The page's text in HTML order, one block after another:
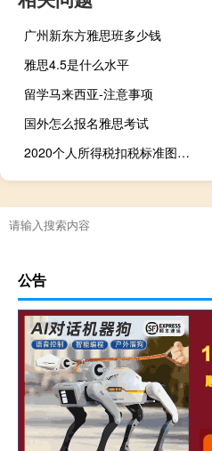
广州新东方雅思班多少钱
雅思4.5是什么水平
留学马来西亚-注意事项
国外怎么报名雅思考试
2020个人所得税扣税标准图（2020个人所得税扣除标准）
公告